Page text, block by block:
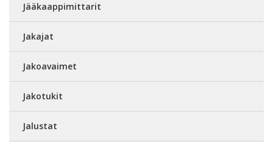
Jääkaappimittarit
Jakajat
Jakoavaimet
Jakotukit
Jalustat